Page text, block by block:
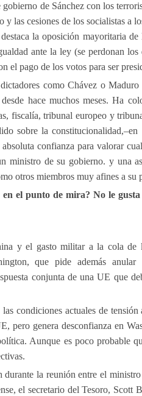
de Sánchez con los
las cesiones de los socialistas a
la oposición mayoritaria de
ante la ley (se perdonan los
el pago de los votos para ser
como Chávez o
hace muchos meses. Ha
fiscalía, tribunal europeo y
sobre la
confianza para valorar
ministro de su gobierno. y una
otros miembros muy afines a su
el punto de mira? No le
y el gasto militar a la cola
que pide además
conjunta de una UE que
condiciones actuales de
pero genera desconfianza en
Aunque es poco probable
la reunión entre el
el secretario del Tesoro, Scott